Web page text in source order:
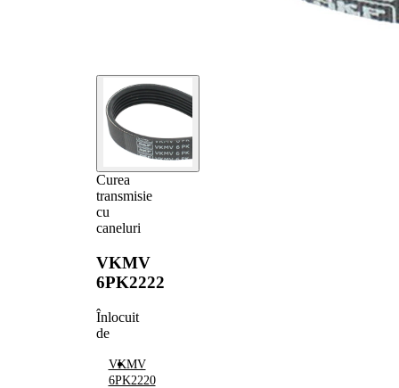
Curea
transmisie
cu
caneluri
VKMV
6PK2222
Înlocuit
de
VKMV
6PK2220